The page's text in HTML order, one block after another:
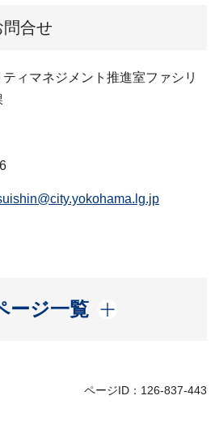
合せ
ィマネジメント推進室ファシリ
ージ一覧
開く
ページID：126-837-443